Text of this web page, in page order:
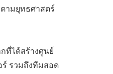
ามยุทธศาสตร์
ที่ได้สร้างศูนย์
ร์ รวมถึงทีมสอด